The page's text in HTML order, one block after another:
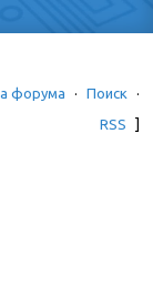
форума · Поиск
·
RSS
]